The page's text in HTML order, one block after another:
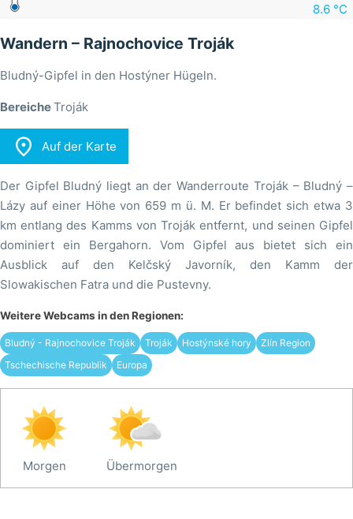
8.6 °C
Wandern – Rajnochovice Troják
Bludný-Gipfel in den Hostýner Hügeln.
BereicheTroják
 Auf der Karte
Der Gipfel Bludný liegt an der Wanderroute Troják – Bludný –
Lázy auf einer Höhe von 659 m ü. M. Er befindet sich etwa 3
km entlang des Kamms von Troják entfernt, und seinen Gipfel
dominiert ein Bergahorn. Vom Gipfel aus bietet sich ein
Ausblick auf den Kelčský Javorník, den Kamm der
Slowakischen Fatra und die Pustevny.
Weitere Webcams in den Regionen:
Bludný - Rajnochovice Troják Troják Hostýnské hory
Zlín Region
Tschechische Republik
Europa
Morgen Übermorgen